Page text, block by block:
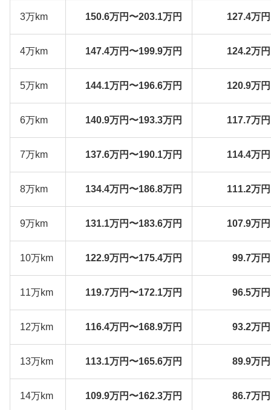
3万km 150.6万円〜203.1万円 127.4万
4万km 147.4万円〜199.9万円 124.2万
5万km 144.1万円〜196.6万円 120.9万
6万km 140.9万円〜193.3万円 117.7万
7万km 137.6万円〜190.1万円 114.4万
8万km 134.4万円〜186.8万円 111.2万
9万km 131.1万円〜183.6万円 107.9万
10万km 122.9万円〜175.4万円 99.7万
11万km 119.7万円〜172.1万円 96.5万
12万km 116.4万円〜168.9万円 93.2万
13万km 113.1万円〜165.6万円 89.9万
14万km 109.9万円〜162.3万円 86.7万